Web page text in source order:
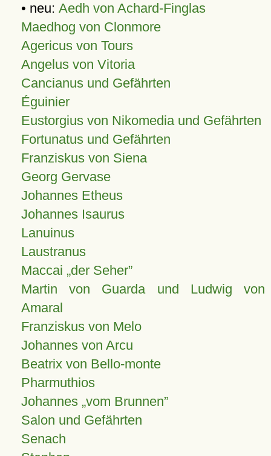
• neu: Aedh von Achard-Finglas
Maedhog von Clonmore
Agericus von Tours
Angelus von Vitoria
Cancianus und Gefährten
Éguinier
Eustorgius von Nikomedia und Gefährten
Fortunatus und Gefährten
Franziskus von Siena
Georg Gervase
Johannes Etheus
Johannes Isaurus
Lanuinus
Laustranus
Maccai „der Seher”
Martin von Guarda und Ludwig von
Amaral
Franziskus von Melo
Johannes von Arcu
Beatrix von Bello-monte
Pharmuthios
Johannes vom Brunnen
Salon und Gefährten
Senach